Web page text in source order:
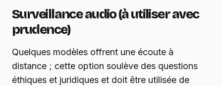
Surveillance audio (à utiliser avec
prudence)
Quelques modèles offrent une écoute à
distance ; cette option soulève des questions
éthiques et juridiques et doit être utilisée de